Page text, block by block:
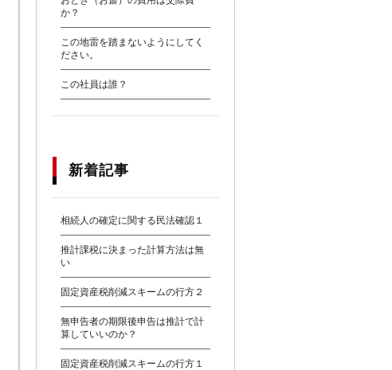
か？
この地雷を踏まないようにしてく
ださい。
この社員は誰？
新着記事
相続人の確定に関する民法確認１
推計課税に決まった計算方法は無
い
固定資産税削減スキームの行方２
無申告者の期限後申告は推計で計
算していいのか？
固定資産税削減スキームの行方１